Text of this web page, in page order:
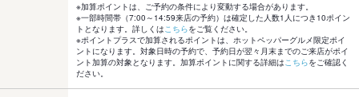
※加算ポイントは、ご予約の条件により変動する場合があります。
※一部時間帯（7:00～14:59来店の予約）は確定した人数1人につき10ポイン
トとなります。詳しくはこちらをご覧ください。
※ポイントプラスで加算されるポイントは、ホットペッパーグルメ限定ポイ
ントになります。対象日時の予約で、予約日が翌々月末までのご来店がポイ
ント加算の対象となります。加算ポイントに関する詳細はこちらをご確認く
ださい。